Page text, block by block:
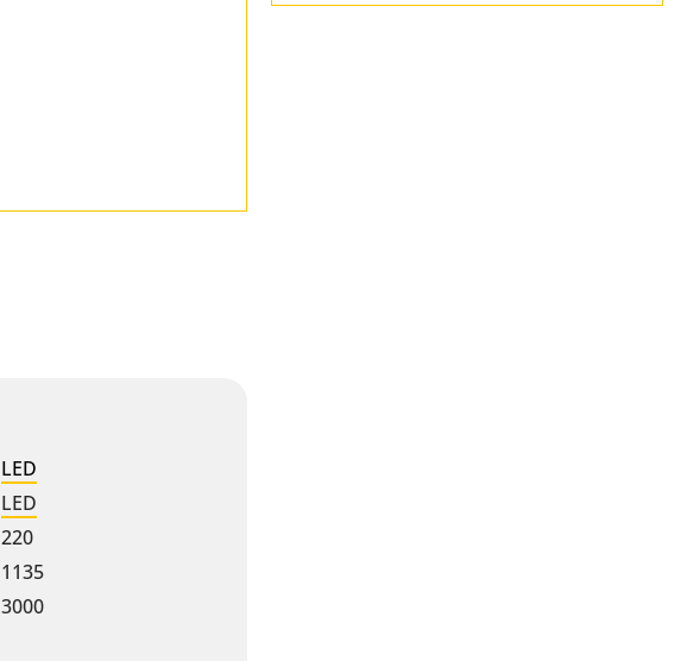
LED
LED
220
1135
3000